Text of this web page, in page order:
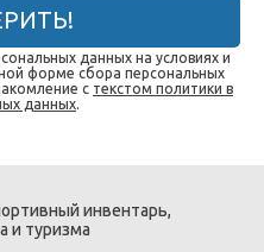
данных на условиях и
форме сбора персональных
с текстом политики в
данных.
инвентарь,
и туризма